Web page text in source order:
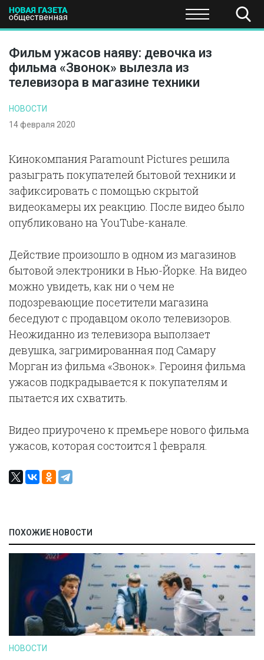
ПОЛИТИКА ЭКОНОМИКА НАУКА И
Фильм ужасов наяву: девочка из
фильма «Звонок» вылезла из
телевизора в магазине техники
НОВОСТИ
14 февраля 2020
Кинокомпания Paramount Pictures решила
разыграть покупателей бытовой техники и
зафиксировать с помощью скрытой
видеокамеры их реакцию. После видео было
опубликовано на YouTube-канале.
Действие произошло в одном из магазинов
бытовой электроники в Нью-Йорке. На видео
можно увидеть, как ни о чем не
подозревающие посетители магазина
беседуют с продавцом около телевизоров.
Неожиданно из телевизора выползает
девушка, загримированная под Самару
Морган из фильма «Звонок». Героиня фильма
ужасов подкрадывается к покупателям и
пытается их схватить.
Видео приурочено к премьере нового фильма
ужасов, которая состоится 1 февраля.
ПОХОЖИЕ НОВОСТИ
НОВОСТИ